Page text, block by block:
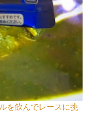
を飲んでレースに挑